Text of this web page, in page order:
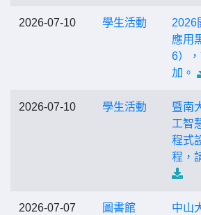
2026-07-10 學生活動
2026
應用
6）
加。
2026-07-10 學生活動
暨南
工智
程式
程，
2026-07-07 圖書館
中山